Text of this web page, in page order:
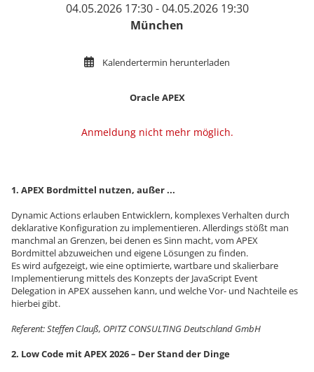
04.05.2026 17:30 - 04.05.2026 19:30
München
Kalendertermin herunterladen
Oracle APEX
Anmeldung nicht mehr möglich.
1. APEX Bordmittel nutzen, außer ...
Dynamic Actions erlauben Entwicklern, komplexes Verhalten durch
deklarative Konfiguration zu implementieren. Allerdings stößt man
manchmal an Grenzen, bei denen es Sinn macht, vom APEX
Bordmittel abzuweichen und eigene Lösungen zu finden.
Es wird aufgezeigt, wie eine optimierte, wartbare und skalierbare
Implementierung mittels des Konzepts der JavaScript Event
Delegation in APEX aussehen kann, und welche Vor- und Nachteile es
hierbei gibt.
Referent: Steffen Clauß, OPITZ CONSULTING Deutschland GmbH
2. Low Code mit APEX 2026 – Der Stand der Dinge